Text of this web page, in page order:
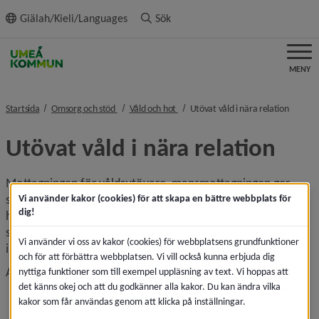
innehållet
Giälah/Kieli/Languages Sök
MENY
Startsida Omsorg och stöd nivå i brödsmulenavigeringen
Våld och hot nivå i brödsmulenavigeringen
Utövat våld i nära relationnivå i
Utövat våld i nära relation
Mottagningen för våldsutövare, mansmottagningen ger
stöd till dig som har svårt att kontrollera din ilska och/eller
har använt någon form av våld i en nära relation. Fokus för
stödet är att våldet ska upphöra. Mansmottagningen har
individuella samtal och grupp­verksamhet.
Anledning till att gå i samtal kan vara
svårigheter att kontrollera ilska och aggression
Vi använder kakor (cookies) för att skapa en bättre webbplats för
dig!
Vi använder vi oss av kakor (cookies) för webbplatsens grundfunktioner
och för att förbättra webbplatsen. Vi vill också kunna erbjuda dig
nyttiga funktioner som till exempel uppläsning av text. Vi hoppas att
det känns okej och att du godkänner alla kakor. Du kan ändra vilka
kakor som får användas genom att klicka på inställningar.